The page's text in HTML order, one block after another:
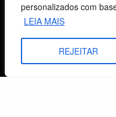
personalizados com
LEIA MAIS
REJEITAR
Centro de Estudos
CNPJ: 29.832.607/
São Leopoldo, RS, Brasil